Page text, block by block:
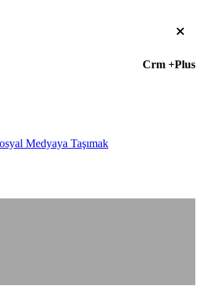
Crm +Plus
Medyaya Taşımak